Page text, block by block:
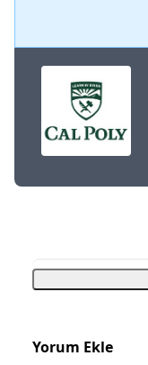
Yorum Ekle